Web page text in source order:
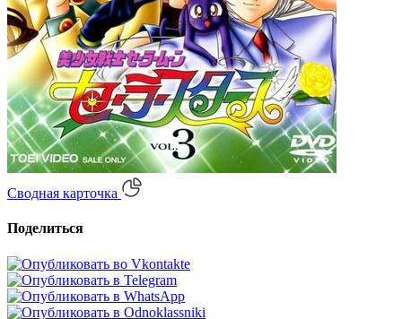
Сводная карточка
Поделиться